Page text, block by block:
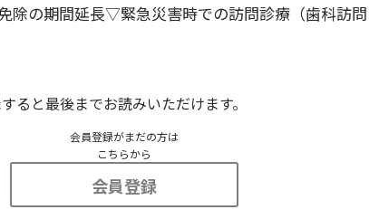
除の期間延長▽緊急災害時での訪問診療（歯科訪問
ると最後までお読みいただけます。
会員登録がまだの方は
こちらから
会員登録